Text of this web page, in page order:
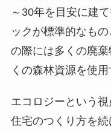
～30年を目安に建
ックが標準的なも
の際には多くの廃
くの森林資源を使
エコロジーという
住宅のつくり方を